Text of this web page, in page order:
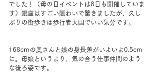
でした！（母の日イベントは8日も開催していま
す）銀座はすごい賑わいで驚きましたが、久し
ぶりの街歩きは歩行者天国でいい気分です。
168cmの奥さんと娘の身長差がいよいよ0.5cm
に。母娘というより、気の合う仕事仲間のよう
な後ろ姿です。